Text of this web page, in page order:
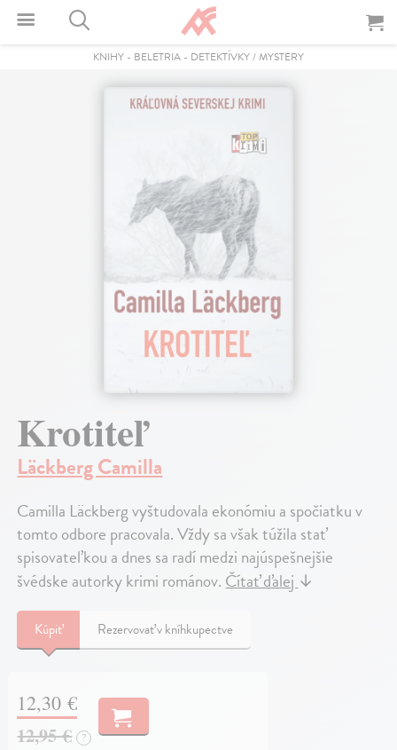
KNIHY - BELETRIA - DETEKTÍVKY / MYSTERY
Krotiteľ
Läckberg Camilla
Camilla Läckberg vyštudovala ekonómiu a spočiatku v
tomto odbore pracovala. Vždy sa však túžila stať
spisovateľkou a dnes sa radí medzi najúspešnejšie
švédske autorky krimi románov.Čítať ďalej↓
Kúpiť Rezervovať v kníhkupectve
12,30 €
12,95 €
?